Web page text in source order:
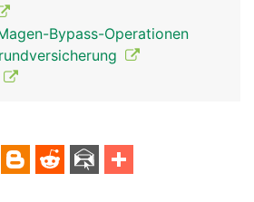
Bypass-Operationen